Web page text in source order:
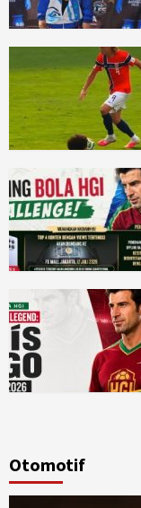
Otomotif